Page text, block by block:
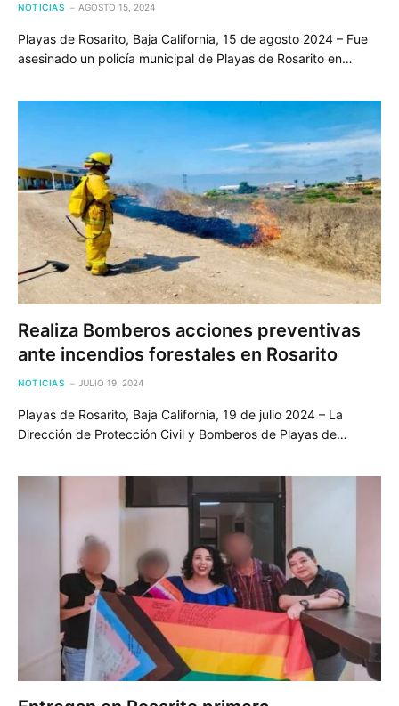
NOTICIAS AGOSTO 15, 2024
Playas de Rosarito, Baja California, 15 de agosto 2024 – Fue
asesinado un policía municipal de Playas de Rosarito en…
Realiza Bomberos acciones preventivas
ante incendios forestales en Rosarito
NOTICIAS JULIO 19, 2024
Playas de Rosarito, Baja California, 19 de julio 2024 – La
Dirección de Protección Civil y Bomberos de Playas de…